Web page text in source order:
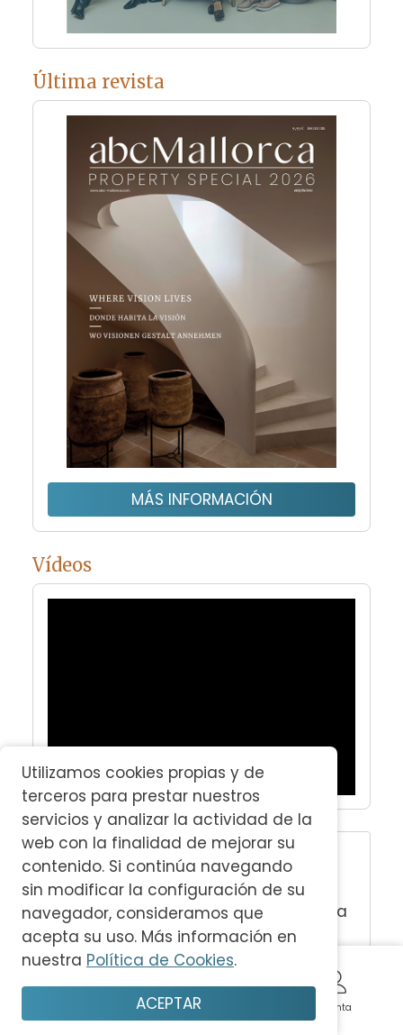
Planifica Guardar Cuenta
Última revista
MÁS INFORMACIÓN
Vídeos
Consigue la revista
Artículos sobre temas
relacionados con la isla
en ediciones de
temporada y especiales.
CONSIGUE LA REVISTA
Utilizamos cookies propias y de
terceros para prestar nuestros
servicios y analizar la actividad de la
web con la finalidad de mejorar su
contenido. Si continúa navegando
sin modificar la configuración de su
navegador, consideramos que
acepta su uso. Más información en
nuestra Política de Cookies.
ACEPTAR